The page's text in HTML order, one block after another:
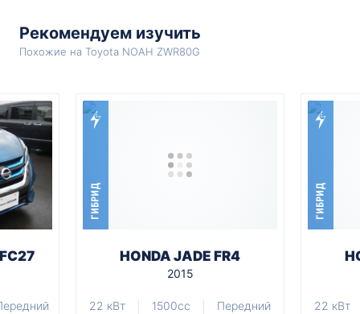
Рекомендуем изучить
Похожие на Toyota NOAH ZWR80G
ГИБРИД
HONDA JADE FR4
2015
22 кВт 1500cc Передний
ГИБРИД
22 кВт